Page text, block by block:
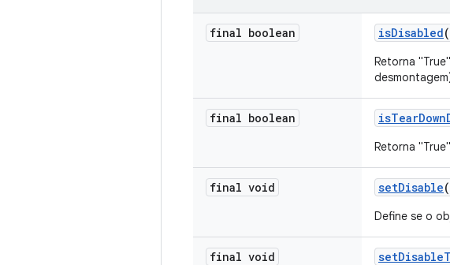
final boolean isDisabled
Retorna
final boolean isTearDown
Retorna
final void setDisable
Define se o
final void setDisable